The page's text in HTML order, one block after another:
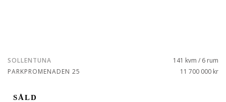
SOLLENTUNA
PARKPROMENADEN 25
141 kvm / 6 rum
11 700 000 kr
SÅLD